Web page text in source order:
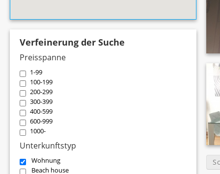
Verfeinerung der Suche
Preisspanne
1-99
100-199
200-299
300-399
400-599
600-999
1000-
Unterkunftstyp
Wohnung
Beach house